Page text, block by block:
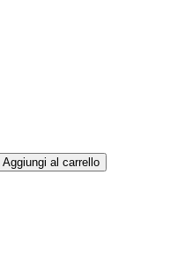
Aggiungi al carrello